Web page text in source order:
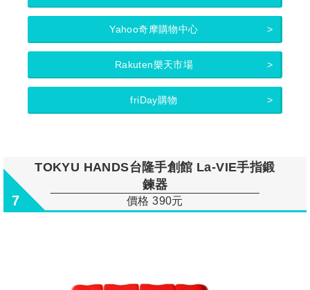
Yahoo奇摩購物中心
Rakuten樂天市場
friDay購物
7
TOKYU HANDS台隆手創館 La-VIE手指鍛
鍊器
價格 390元